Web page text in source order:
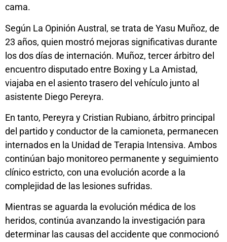
cama.
Según La Opinión Austral, se trata de Yasu Muñoz, de
23 años, quien mostró mejoras significativas durante
los dos días de internación. Muñoz, tercer árbitro del
encuentro disputado entre Boxing y La Amistad,
viajaba en el asiento trasero del vehículo junto al
asistente Diego Pereyra.
En tanto, Pereyra y Cristian Rubiano, árbitro principal
del partido y conductor de la camioneta, permanecen
internados en la Unidad de Terapia Intensiva. Ambos
continúan bajo monitoreo permanente y seguimiento
clínico estricto, con una evolución acorde a la
complejidad de las lesiones sufridas.
Mientras se aguarda la evolución médica de los
heridos, continúa avanzando la investigación para
determinar las causas del accidente que conmocionó